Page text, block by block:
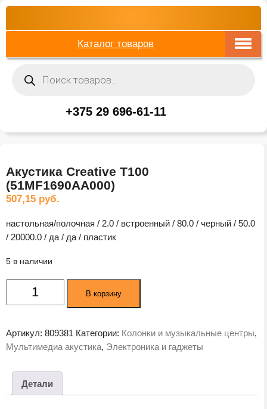
Каталог товаров
товаров
+375 29 696-61-11
Акустика Creative T100
(51MF1690AA000)
507,15 руб.
настольная/полочная / 2.0 / встроенный / 80.0 / черный / 50.0
/ 20000.0 / да / да / пластик
5 в наличии
Количество
товара
T100
(51MF1690AA000)
В корзину
Артикул: 809381 Категории: Колонки и музыкальные центры,
Мультимедиа акустика, Электроника и гаджеты
Детали